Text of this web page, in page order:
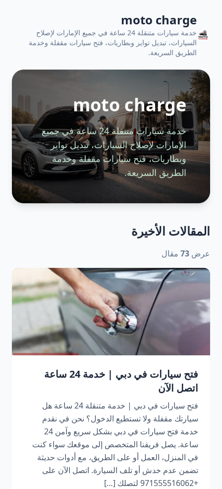
moto charge
خدمة سيارات متنقلة 24 ساعة في جميع الإمارات لإصلاح
السيارات، تبديل تواير وبطاريات، فتح سيارات مقفلة وخدمة
الطريق السريعة.
moto charge
خدمة سيارات متنقلة 24 ساعة في جميع
الإمارات لإصلاح السيارات، تبديل تواير
وبطاريات، فتح سيارات مقفلة وخدمة
الطريق السريعة.
المقالات الأخيرة
عرض 73 مقال
فتح سيارات في دبي | خدمة 24 ساعة
اتصل الآن
فتح سيارات في دبي | خدمة متنقلة 24 ساعة هل
سيارتك مقفلة ولا تستطيع الدخول؟ نحن في نقدم
خدمة فتح سيارات في دبي بشكل سريع وآمن 24
ساعة. يصل فريقنا المتخصص إلى موقعك سواء كنت
في المنزل، العمل أو على الطريق، مع أدوات حديثة
تضمن عدم خدش أو تلف السيارة. اتصل الآن على
+971555516062 لتصلك […]